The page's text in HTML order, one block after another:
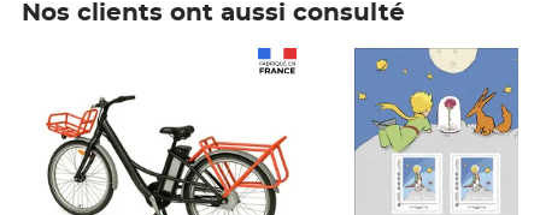
Nos clients ont aussi consulté
Prix 6,25€ HT